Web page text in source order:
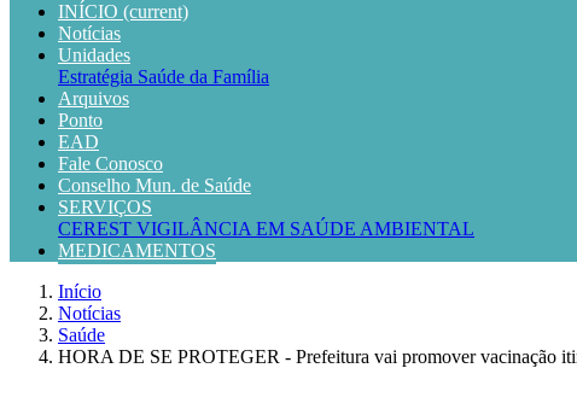
INÍCIO (current)
Notícias
Unidades
Estratégia Saúde da Família
Arquivos
Ponto
EAD
Fale Conosco
Conselho Mun. de Saúde
SERVIÇOS
CEREST VIGILÂNCIA EM SAÚDE AMBIENTAL
MEDICAMENTOS
Início
Notícias
Saúde
HORA DE SE PROTEGER - Prefeitura vai promover vacinação